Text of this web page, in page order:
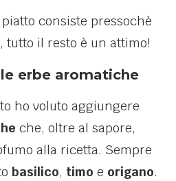
consiste pressochè
tutto il resto è un attimo!
erbe aromatiche
ho voluto aggiungere
che, oltre al sapore,
alla ricetta. Sempre
basilico, timo e origano.